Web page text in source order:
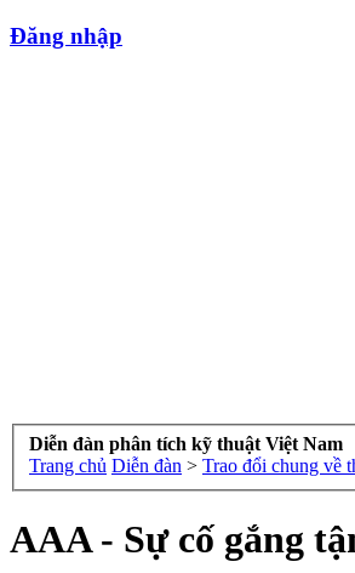
Đăng nhập
Diễn đàn phân tích kỹ thuật Việt Nam
Trang chủ Diễn đàn > Trao đổi chung về
AAA - Sự cố gắng